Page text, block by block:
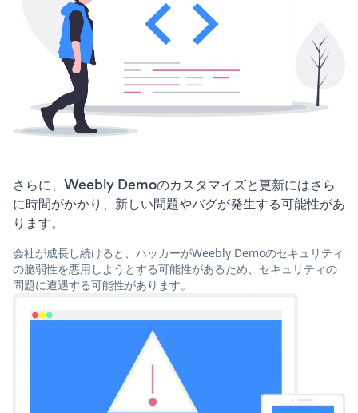
さらに、Weebly Demoのカスタマイズと更新にはさら
に時間がかかり、新しい問題やバグが発生する可能性があ
ります。
会社が成長し続けると、ハッカーがWeebly Demoのセキュリティ
の脆弱性を悪用しようとする可能性があるため、セキュリティの
問題に遭遇する可能性があります。